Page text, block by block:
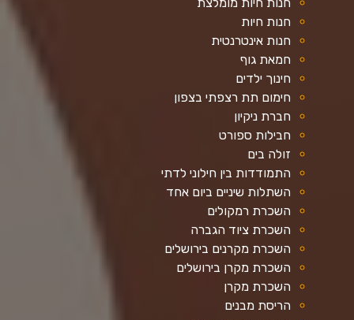
חנות חיות
חנות אינטרנטית
חמאת גוף
חינוך ילדים
חימום תת רצפתי בצפון
חברת ניקיון
חבילות ספורט
זולה בים
התמודדות בין חילוני לדתי
השתלות שיניים ביום אחד
השכרת רמקולים
השכרת ציוד הגברה
השכרת מקרנים בירושלים
השכרת מקרן בירושלים
השכרת מקרן
הריסת מבנים